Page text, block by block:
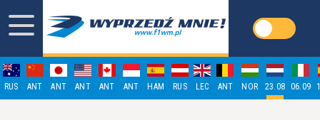
RUS ANT ANT ANT ANT ANT HAM RUS LEC ANT NOR 23.08 06.09